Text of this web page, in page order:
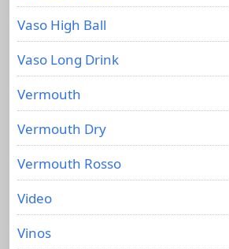
Vaso High Ball
Vaso Long Drink
Vermouth
Vermouth Dry
Vermouth Rosso
Video
Vinos